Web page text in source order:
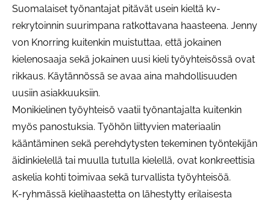
Suomalaiset työnantajat pitävät usein kieltä kv-
rekrytoinnin suurimpana ratkottavana haasteena. Jenny
von Knorring kuitenkin muistuttaa, että jokainen
kielenosaaja sekä jokainen uusi kieli työyhteisössä ovat
rikkaus. Käytännössä se avaa aina mahdollisuuden
uusiin asiakkuuksiin.
Monikielinen työyhteisö vaatii työnantajalta kuitenkin
myös panostuksia. Työhön liittyvien materiaalin
kääntäminen sekä perehdytysten tekeminen työntekijän
äidinkielellä tai muulla tutulla kielellä, ovat konkreettisia
askelia kohti toimivaa sekä turvallista työyhteisöä.
K-ryhmässä kielihaastetta on lähestytty erilaisesta